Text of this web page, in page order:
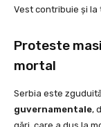
Vest contribuie și la
Proteste
mortal
Serbia este
guvernamentale,